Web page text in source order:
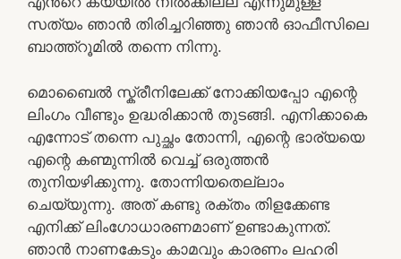
സത്യം ഞാൻ തിരിച്ചറിഞ്ഞു ഞാൻ ഓഫീസിലെ
ബാത്ത്റൂമിൽ തന്നെ നിന്നു.
മൊബൈൽ സ്ക്രീനിലേക്ക് നോക്കിയപ്പോ എന്റെ
ലിംഗം വീണ്ടും ഉദ്ധരിക്കാൻ തുടങ്ങി. എനിക്കാകെ
എന്നോട് തന്നെ പുച്ഛം തോന്നി, എന്റെ ഭാര്യയെ
എന്റെ കണ്മുന്നിൽ വെച്ച് ഒരുത്തൻ
തുനിയഴിക്കുന്നു. തോന്നിയതെല്ലാം
ചെയ്യുന്നു. അത് കണ്ടു രക്തം തിളക്കേണ്ട
എനിക്ക് ലിംഗോധാരണമാണ് ഉണ്ടാകുന്നത്.
ഞാൻ നാണകേടും കാമവും കാരണം ലഹരി